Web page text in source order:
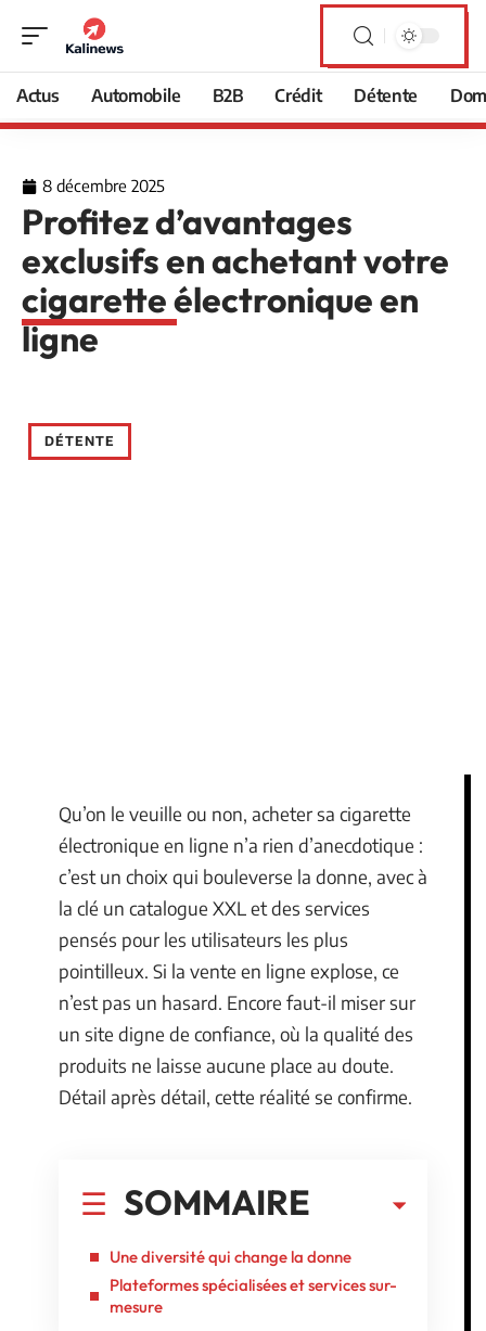
Actus Automobile B2B Crédit Détente
8 décembre 2025
Profitez d’avantages
exclusifs en achetant votre
cigarette électronique en
ligne
DÉTENTE
Qu’on le veuille ou non, acheter sa cigarette
électronique en ligne n’a rien d’anecdotique :
c’est un choix qui bouleverse la donne, avec à
la clé un catalogue XXL et des services
pensés pour les utilisateurs les plus
pointilleux. Si la vente en ligne explose, ce
n’est pas un hasard. Encore faut-il miser sur
un site digne de confiance, où la qualité des
produits ne laisse aucune place au doute.
Détail après détail, cette réalité se confirme.
SOMMAIRE
Une diversité qui change la donne
Plateformes spécialisées et services sur-
mesure